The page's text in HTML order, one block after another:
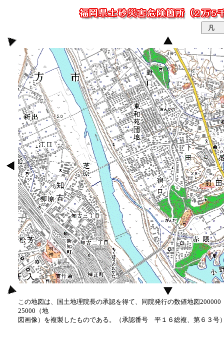
この地図は、国土地理院長の承認を得て、同院発行の数値地図
25000（地
図画像）を複製したものである。（承認番号 平１６総複、第６３号